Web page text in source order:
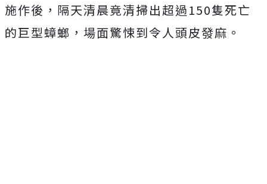
施作後，隔天清晨竟清掃出超過150隻死亡
的巨型蟑螂，場面驚悚到令人頭皮發麻。